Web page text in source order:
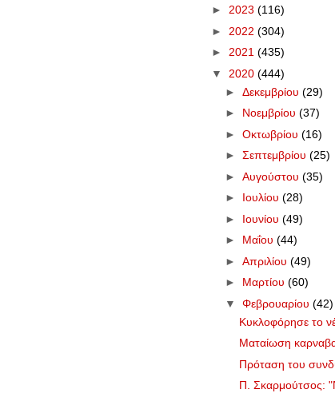
► 2023 (116)
► 2022 (304)
► 2021 (435)
▼ 2020 (444)
► Δεκεμβρίου (29)
► Νοεμβρίου (37)
► Οκτωβρίου (16)
► Σεπτεμβρίου (25)
► Αυγούστου (35)
► Ιουλίου (28)
► Ιουνίου (49)
► Μαΐου (44)
► Απριλίου (49)
► Μαρτίου (60)
▼ Φεβρουαρίου (42)
Κυκλοφόρησε το
Ματαίωση
Πρόταση του
Π. Σκαρμούτσος: